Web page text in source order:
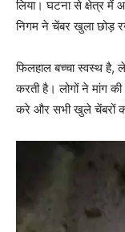
लिया। घटना से क्षेत्र में
निगम ने चेंबर खुला छोड़
फिलहाल बच्चा स्वस्थ है,
करती है। लोगों ने मांग की
करे और सभी खुले चेंबरों